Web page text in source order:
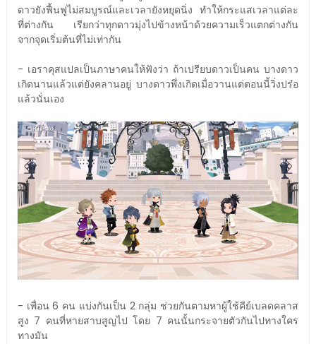
ดาวยังฟื้นฟูไม่สมบูรณ์และเวลายังหยุดนิ่ง ทำให้กระแสเวลาแต่ละ
ที่ต่างกัน เรียกว่าทุกดาวมุ่งไปข้างหน้าด้วยความเร็วแตกต่างกัน
จากจุดเริ่มต้นที่ไม่เท่ากัน
- เอราคุสแปลเป็นภาษาคนให้ฟังว่า ถ้าเปรียบดาวเป็นคน บางดาว
เกิดนานแล้วแต่ยังคลานอยู่ บางดาวพึ่งเกิดเมื่อวานแต่ตอนนี้วิ่งปร๋อ
แล้วนั่นเอง
- เพื่อน 6 คน แบ่งกันเป็น 2 กลุ่ม ช่วยกันตามหาผู้ใช้คีย์เบลดคลาส
สูง 7 คนที่หายสาบสูญไป โดย 7 คนนั้นกระจายตัวกันไปทางใคร
ทางมัน